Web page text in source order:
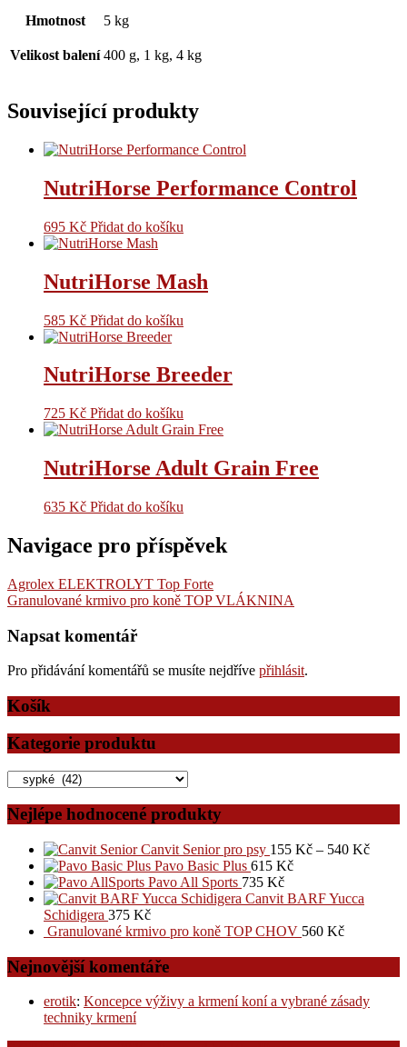
Hmotnost 5 kg
Velikost balení 400 g, 1 kg, 4 kg
Související produkty
NutriHorse Performance Control
695 Kč Přidat do košíku
NutriHorse Mash
585 Kč Přidat do košíku
NutriHorse Breeder
725 Kč Přidat do košíku
NutriHorse Adult Grain Free
635 Kč Přidat do košíku
Navigace pro příspěvek
Agrolex ELEKTROLYT Top Forte
Granulované krmivo pro koně TOP VLÁKNINA
Napsat komentář
Pro přidávání komentářů se musíte nejdříve přihlásit.
Košík
Kategorie produktu
Nejlépe hodnocené produkty
Canvit Senior pro psy 155 Kč – 540 Kč
Pavo Basic Plus 615 Kč
Pavo All Sports 735 Kč
Canvit BARF Yucca
Schidigera 375 Kč
Granulované krmivo pro koně TOP CHOV 560 Kč
Nejnovější komentáře
erotik: Koncepce výživy a krmení koní a vybrané zásady
techniky krmení